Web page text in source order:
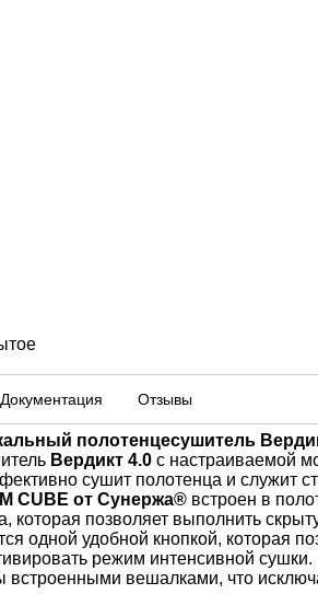
Документация Отзывы
полотенцесушитель
Вердикт 4.0 с настраиваемой
сушит полотенца и служит
CUBE от Сунержа® встроен в
которая позволяет выполнить
одной удобной кнопкой, которая
режим интенсивной сушки.
вешалками, что